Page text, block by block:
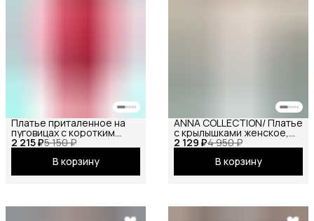
2 215 ₽5 150 ₽
Платье приталенное на
пуговицах с коротким
рукавом
В корзину
2 129 ₽4 950 ₽
ANNA COLLECTION/ Платье
с крылышками женское,
платье вечернее,
нарядное, атласное,
шёлковое, на праздник
В корзину